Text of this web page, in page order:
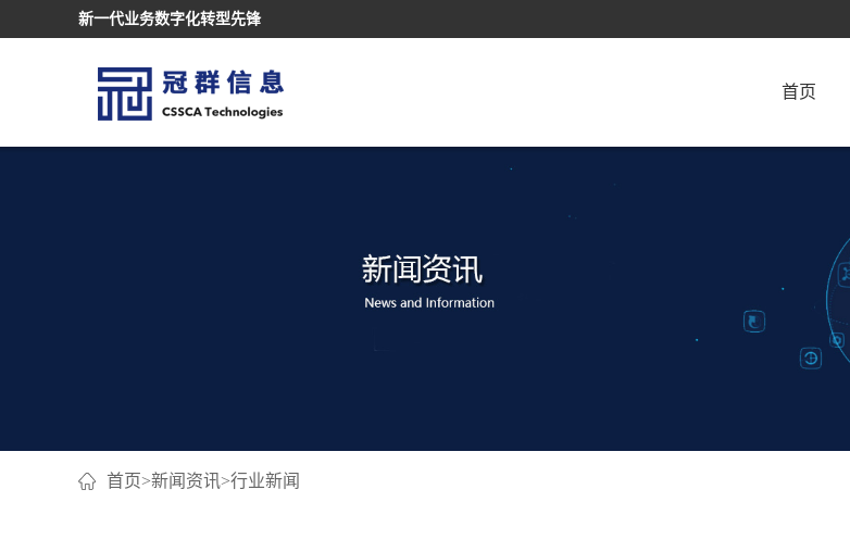
新一代业务数字化转型先锋
首页
首页>新闻资讯>行业新闻